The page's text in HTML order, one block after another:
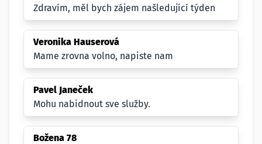
Zdravím, měl bych zájem našledující týden
Veronika Hauserová
Mame zrovna volno, napiste nam
Pavel Janeček
Mohu nabidnout sve služby.
Božena 78